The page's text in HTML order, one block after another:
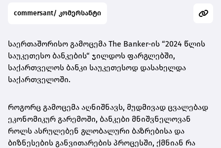
commersant/ კომერსანტი
საერთაშორისო გამოცემა The Banker-ის “2024 წლის
საუკეთესო ბანკების“ ჯილდოს ფარგლებში,
საქართველოს ბანკი საუკეთესოდ დასახელდა
საქართველოში.
როგორც გამოცემა აღნიშნავს, მუდმივად ცვალებად
ეკონომიკურ გარემოში, ბანკები მნიშვნელოვან
როლს ასრულებენ გლობალური ბაზრებისა და
ბიზნესების განვითარების პროცესში, ქმნიან რა